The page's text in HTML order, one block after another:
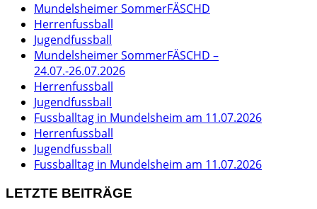
Mundelsheimer SommerFÄSCHD
Herrenfussball
Jugendfussball
Mundelsheimer SommerFÄSCHD –
24.07.-26.07.2026
Herrenfussball
Jugendfussball
Fussballtag in Mundelsheim am 11.07.2026
Herrenfussball
Jugendfussball
Fussballtag in Mundelsheim am 11.07.2026
LETZTE BEITRÄGE